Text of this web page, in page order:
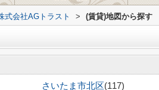
式会社AGトラスト > (賃貸)地図から探す
さいたま市北区(117)